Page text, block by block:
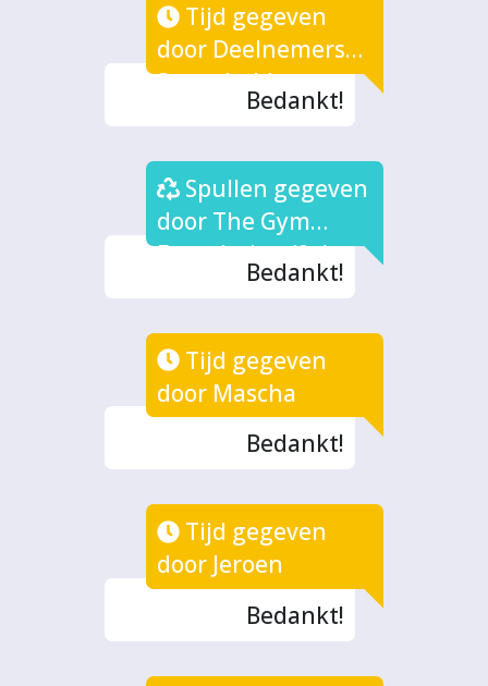
Tijd gegeven
door Deelnemers
Straathelden
Bedankt!
Spullen gegeven
door The Gym
Foundation (2x)
Bedankt!
Tijd gegeven
door Mascha
Bedankt!
Tijd gegeven
door Jeroen
Bedankt!